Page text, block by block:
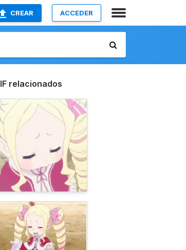
CREAR ACCEDER
relacionados